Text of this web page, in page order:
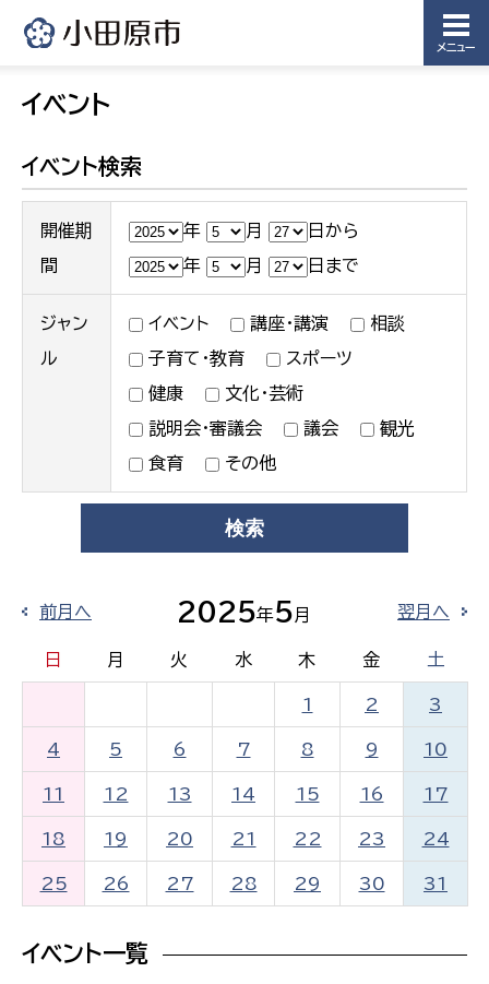
メニュー
イベント
イベント検索
開催期
間
年 月
日から
年
月 日まで
ジャン
ル
イベント 講座・講演
相談
子育て・教育
スポーツ
健康
文化・芸術
説明会・審議会
議会
観光
食育
その他
前月へ 2025年5月 翌月へ
日 月 火 水 木 金 土
1 2 3
4 5 6 7 8 9 10
11 12 13 14 15 16 17
18 19 20 21 22 23 24
25 26 27 28 29 30 31
イベント一覧